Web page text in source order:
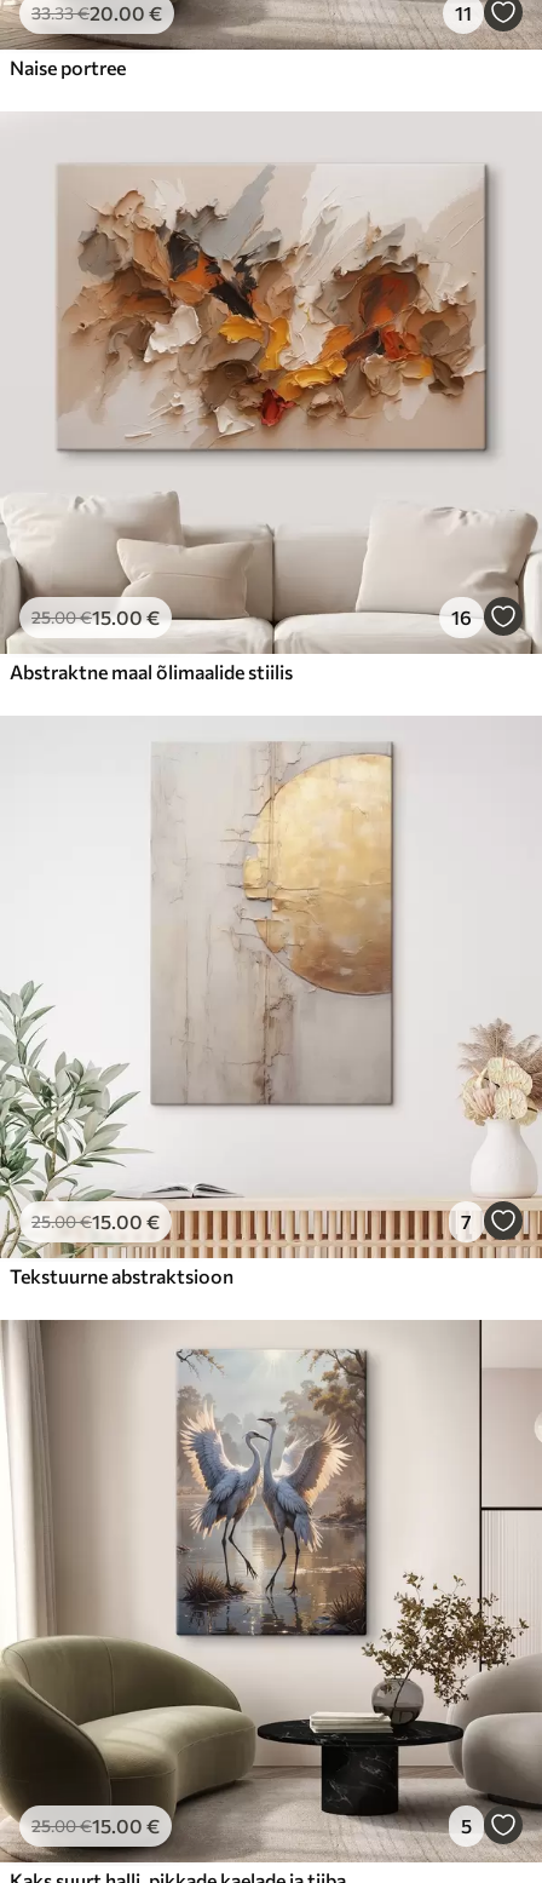
33.33€20.00 € 11
Naise portree
25.00€15.00€ 16
Abstraktne maal õlimaalide stiilis
25.00€15.00 € 7
Tekstuurne abstraktsioon
25.00€15.00 € 5